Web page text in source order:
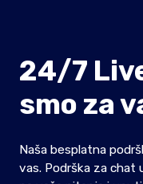
24/7
smo za
Naša besplatna
vas. Podrška za chat